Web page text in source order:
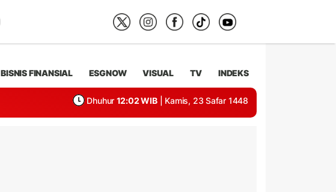
BISNIS FINANSIAL ESGNOW VISUAL TV INDEKS
Dhuhur 12:02 WIB | Kamis, 23 Safar 1448